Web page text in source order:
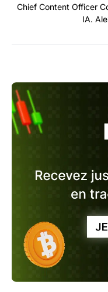
Chief Content Officer
IA.